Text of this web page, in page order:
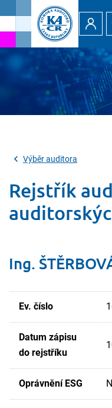
Výběr auditora
Rejstřík
Ing.
Ev. číslo
Datum zápisu
do rejstříku
Oprávnění ESG